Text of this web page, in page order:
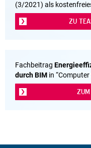
(3/2021) als
ZU
Fachbeitrag
durch BIM in